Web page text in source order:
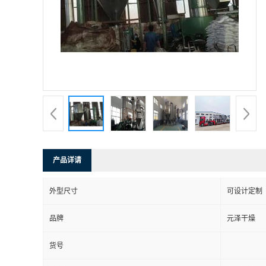
产品详请
外型尺寸 可设计定制
品牌 元泽干燥
货号